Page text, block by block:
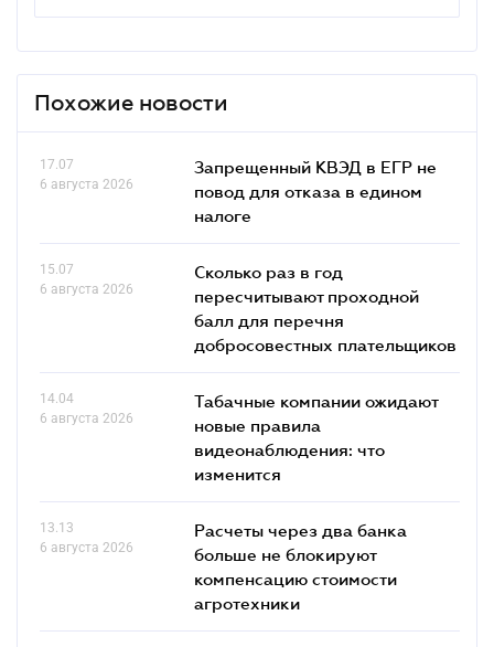
Похожие новости
17.07
6 августа 2026
Запрещенный КВЭД в ЕГР не
повод для отказа в едином
налоге
15.07
6 августа 2026
Сколько раз в год
пересчитывают проходной
балл для перечня
добросовестных плательщиков
14.04
6 августа 2026
Табачные компании ожидают
новые правила
видеонаблюдения: что
изменится
13.13
6 августа 2026
Расчеты через два банка
больше не блокируют
компенсацию стоимости
агротехники